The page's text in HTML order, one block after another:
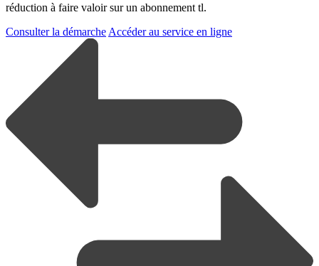
réduction à faire valoir sur un abonnement tl.
Consulter la démarche Accéder au service en ligne